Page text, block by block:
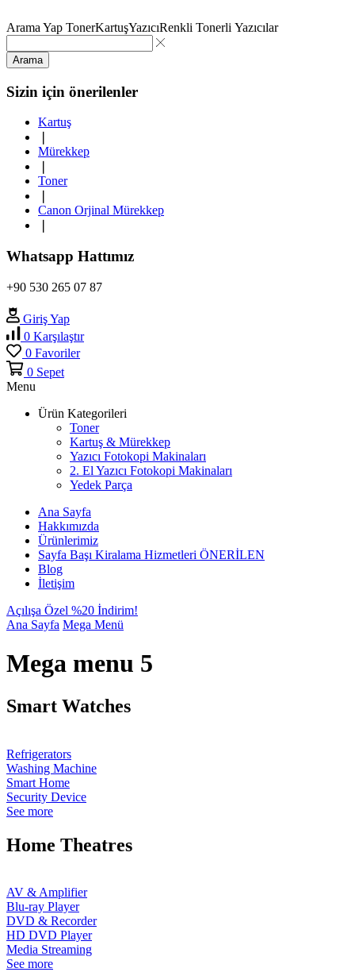
Arama Yap TonerKartuşYazıcıRenkli Tonerli Yazıcılar
Arama
Sizin için önerilenler
Kartuş
Mürekkep
Toner
Canon Orjinal Mürekkep
Whatsapp Hattımız
+90 530 265 07 87
Giriş Yap
0 Karşılaştır
0 Favoriler
0 Sepet
Menu
Ürün Kategorileri
Toner
Kartuş & Mürekkep
Yazıcı Fotokopi Makinaları
2. El Yazıcı Fotokopi Makinaları
Yedek Parça
Ana Sayfa
Hakkımızda
Ürünlerimiz
Sayfa Başı Kiralama Hizmetleri ÖNERİLEN
Blog
İletişim
Açılışa Özel %20 İndirim!
Ana Sayfa Mega Menü
Mega menu 5
Smart Watches
Refrigerators
Washing Machine
Smart Home
Security Device
See more
Home Theatres
AV & Amplifier
Blu-ray Player
DVD & Recorder
HD DVD Player
Media Streaming
See more